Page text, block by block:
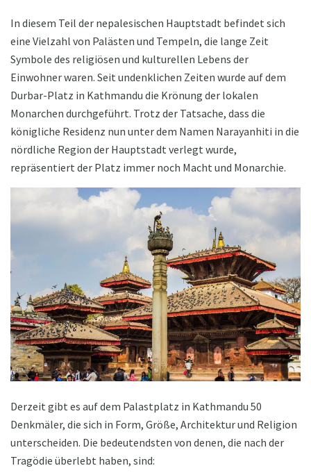
In diesem Teil der nepalesischen Hauptstadt befindet sich
eine Vielzahl von Palästen und Tempeln, die lange Zeit
Symbole des religiösen und kulturellen Lebens der
Einwohner waren. Seit undenklichen Zeiten wurde auf dem
Durbar-Platz in Kathmandu die Krönung der lokalen
Monarchen durchgeführt. Trotz der Tatsache, dass die
königliche Residenz nun unter dem Namen Narayanhiti in die
nördliche Region der Hauptstadt verlegt wurde,
repräsentiert der Platz immer noch Macht und Monarchie.
Derzeit gibt es auf dem Palastplatz in Kathmandu 50
Denkmäler, die sich in Form, Größe, Architektur und Religion
unterscheiden. Die bedeutendsten von denen, die nach der
Tragödie überlebt haben, sind: